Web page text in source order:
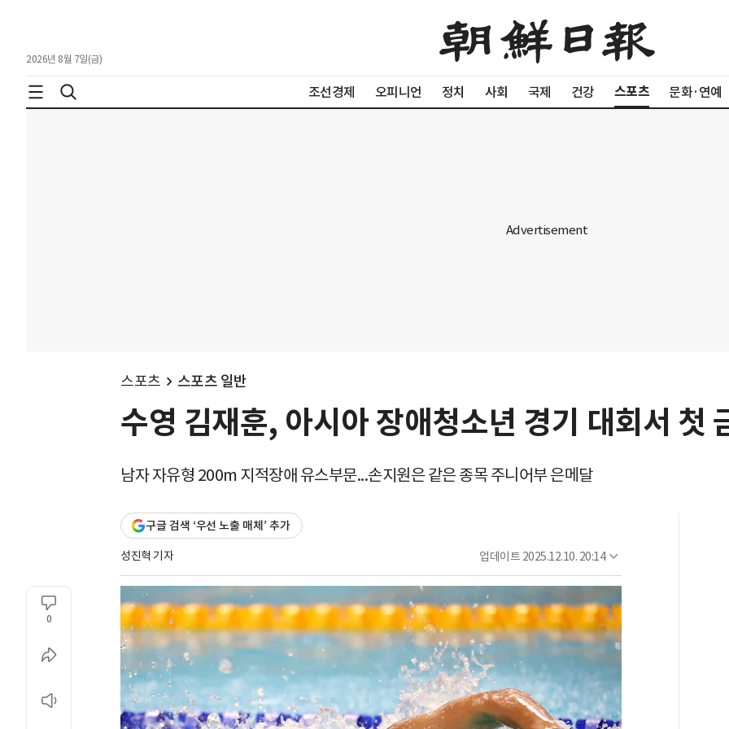
2026년 8월 7일(금)
조선경제 오피니언 정치 사회 국제 건강 스포츠 문화·연예
스포츠 스포츠 일반
수영 김재훈, 아시아 장애청소년 경기 대회서 첫
남자 자유형 200m 지적장애 유스부문...손지원은 같은 종목 주니어부 은메달
구글 검색 ‘우선 노출 매체’ 추가
성진혁 기자 업데이트 2025.12.10. 20:14
0